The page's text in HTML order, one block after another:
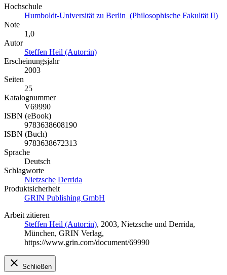
Hochschule
Humboldt-Universität zu Berlin (Philosophische Fakultät II)
Note
1,0
Autor
Steffen Heil (Autor:in)
Erscheinungsjahr
2003
Seiten
25
Katalognummer
V69990
ISBN (eBook)
9783638608190
ISBN (Buch)
9783638672313
Sprache
Deutsch
Schlagworte
Nietzsche Derrida
Produktsicherheit
GRIN Publishing GmbH
Arbeit zitieren
Steffen Heil (Autor:in), 2003, Nietzsche und Derrida,
München, GRIN Verlag,
https://www.grin.com/document/69990
Schließen